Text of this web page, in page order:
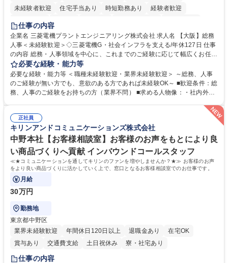
未経験者歓迎
住宅手当あり 時短勤務あり
経験者歓迎
退職金あり
駅近5分以内
土日祝休み 服装自由 寮・社宅あり 食事補助あり
仕事の内容
企業名 三菱電機プラントエンジニアリング株式会社 求人名 【大阪】総務
人事＜未経験歓迎＞◇三菱電機G・社会インフラを支える/年休127日 仕事
の内容 総務・人事領域を中心に、これまでのご経験に応じて幅広くお任せ
します。 ＜具体的には＞ ・総務/人事労務（給与・社保・勤怠管理など）
・採用・教育研修 ・福利厚生運用 など ※基本的には事務所勤務ですが、
採用や教育等の業務内容により、関西圏以外への日帰り・宿泊を伴う国内
出張もございます。 ※担当業務を持ちつつ、お互いに助け合いながら、総
総務人事＜未経験歓迎＞◇三菱電機G・社会インフラを支える/年休127日
必要な経験・能力等
必要な経験・能力等 ＜職種未経験歓迎・業界未経験歓迎＞ ～総務、人事
のご経験が無い方でも、意欲のある方であれば未経験OK～ ■歓迎条件：総
務、人事のご経験をお持ちの方（業界不問） ■求める人物像：・社内外の
ミュニケーション能力を持っている方 ・人事総務領域に興味がありゼネラ
正社員
キリンアンドコミュニケーションズ株式会社
中野本社【お客様相談室】お客様のお声をもとにより良
い商品づくりへ貢献 インバウンドコールスタッフ
≪★コミュニケーションを通してキリンのファンを増やしませんか？★≫ お客様のお声
をより良い商品づくりに活かしていく上で、窓口となるお客様相談室でのお仕事です。
月給
30万円
勤務地
東京都中野区
業界未経験歓迎
年間休日120日以上 退職金あり
在宅OK
賞与あり
交通費支給 土日祝休み 寮・社宅あり
仕事の内容